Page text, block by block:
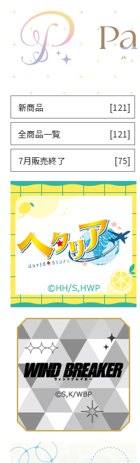
新商品 [121]
全商品一覧 [121]
7月販売終了 [75]